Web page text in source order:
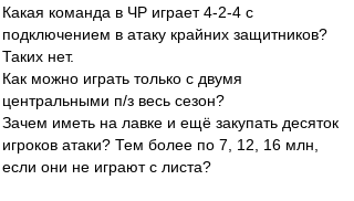
Какая команда в ЧР играет 4-2-4 с
подключением в атаку крайних защитников?
Таких нет.
Как можно играть только с двумя
центральными п/з весь сезон?
Зачем иметь на лавке и ещё закупать десяток
игроков атаки? Тем более по 7, 12, 16 млн,
если они не играют с листа?